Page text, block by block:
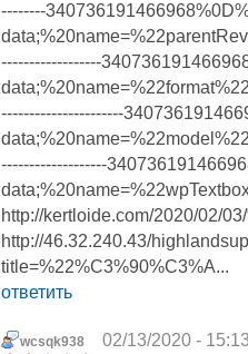
--------
------------------
----------------------
-------------------
http://kertloide.com/2020/02/
http://46.32.240.43/
title=%22%C3%90%C3%A...
ответить
wcsqk938 02/13/2020 -